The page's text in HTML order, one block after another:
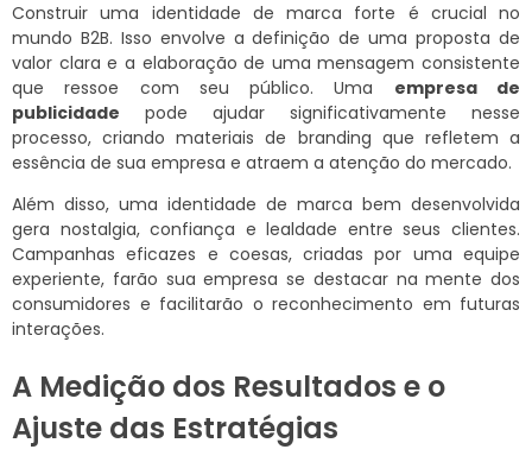
Construir uma identidade de marca forte é crucial no
mundo B2B. Isso envolve a definição de uma proposta de
valor clara e a elaboração de uma mensagem consistente
que ressoe com seu público. Uma empresa de
publicidade pode ajudar significativamente nesse
processo, criando materiais de branding que refletem a
essência de sua empresa e atraem a atenção do mercado.
Além disso, uma identidade de marca bem desenvolvida
gera nostalgia, confiança e lealdade entre seus clientes.
Campanhas eficazes e coesas, criadas por uma equipe
experiente, farão sua empresa se destacar na mente dos
consumidores e facilitarão o reconhecimento em futuras
interações.
A Medição dos Resultados e o
Ajuste das Estratégias